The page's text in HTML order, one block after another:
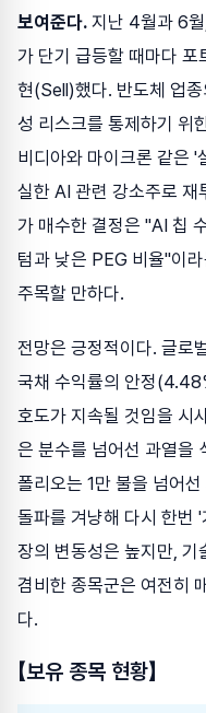
보여준다. 지난 4월과 6월,
가 단기 급등할 때마다 포
현(Sell)했다. 반도체 업
성 리스크를 통제하기 위
비디아와 마이크론 같은 '
실한 AI 관련 강소주로
가 매수한 결정은 "AI 칩
텀과 낮은 PEG 비율"이
주목할 만하다.
전망은 긍정적이다. 글로
국채 수익률의 안정
호도가 지속될 것임을 시
은 분수를 넘어선 과열을
폴리오는 1만 불을 넘어
돌파를 겨냥해 다시 한번
장의 변동성은 높지만,
겸비한 종목군은 여전히
다.
【보유 종목 현황】